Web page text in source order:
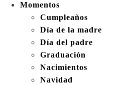
Momentos
Cumpleaños
Día de la madre
Día del padre
Graduación
Nacimientos
Navidad